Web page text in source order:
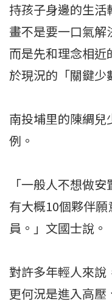
持孩子身邊的生活
畫不是要一口氣解
而是先和理念相近
於現況的「關鍵少
南投埔里的陳綢兒
例。
「一般人不想做
有大概10個夥伴
員。」文國士說。
對許多年輕人來說
更何況是進入高壓